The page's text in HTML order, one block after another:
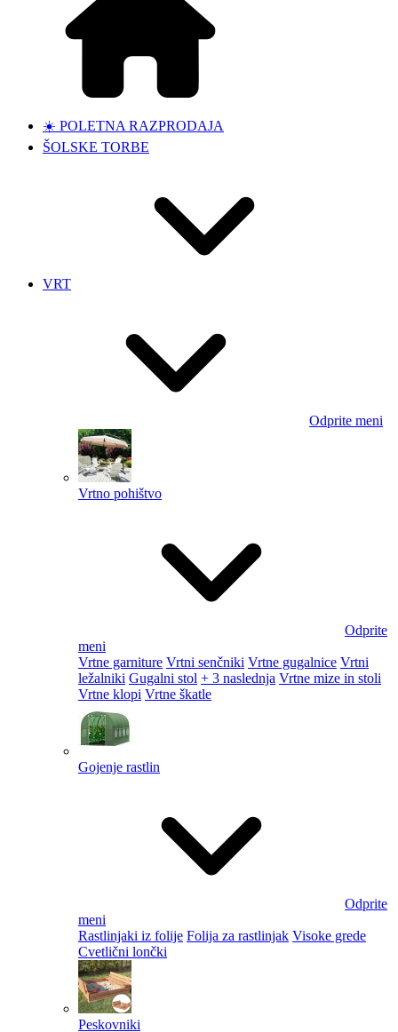
☀️ POLETNA RAZPRODAJA
ŠOLSKE TORBE
VRT
Odprite meni
Vrtno pohištvo
Odprite
meni
Vrtne garniture Vrtni senčniki Vrtne gugalnice Vrtni
ležalniki Gugalni stol + 3 naslednja Vrtne mize in stoli
Vrtne klopi Vrtne škatle
Gojenje rastlin
Odprite
meni
Rastlinjaki iz folije Folija za rastlinjak Visoke grede
Cvetlični lončki
Peskovniki